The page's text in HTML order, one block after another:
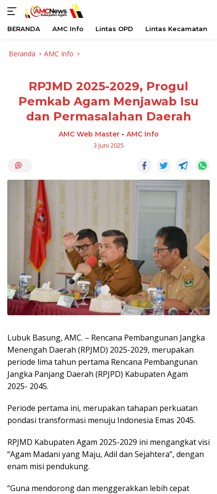
BERANDA AMC Info Lintas OPD Lintas Kecamatan
Beranda AMC Info
RPJMD 2025-2029, Progul
Pemkab Agam Menjawab Isu
dan Permasalahan Daerah
AMC Web Master- AMC Info
3 Juni 2025
Lubuk Basung, AMC. – Rencana Pembangunan Jangka
Menengah Daerah (RPJMD) 2025-2029, merupakan
periode lima tahun pertama Rencana Pembangunan
Jangka Panjang Daerah (RPJPD) Kabupaten Agam
2025- 2045.
Periode pertama ini, merupakan tahapan perkuatan
pondasi transformasi menuju Indonesia Emas 2045.
RPJMD Kabupaten Agam 2025-2029 ini mengangkat visi
“Agam Madani yang Maju, Adil dan Sejahtera”, dengan
enam misi pendukung.
“Guna mendorong dan menggerakkan lebih cepat